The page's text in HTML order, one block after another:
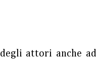
attori anche ad